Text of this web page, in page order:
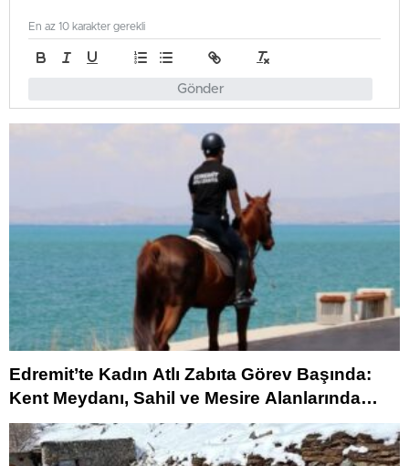
Gönder
En az 10 karakter gerekli
Edremit’te Kadın Atlı Zabıta Görev Başında:
Kent Meydanı, Sahil ve Mesire Alanlarında
Devriye